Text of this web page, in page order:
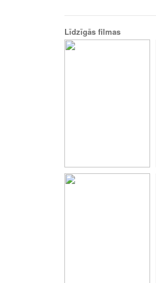
Līdzīgās filmas